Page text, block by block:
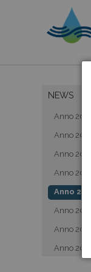
NEWS
Anno 2019
Anno 2020
Anno 2021
Anno 2022
Anno 2023
Anno 2024
Anno 2025
Anno 2026